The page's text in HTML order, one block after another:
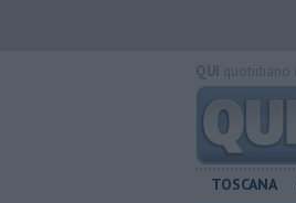
TOSCANA